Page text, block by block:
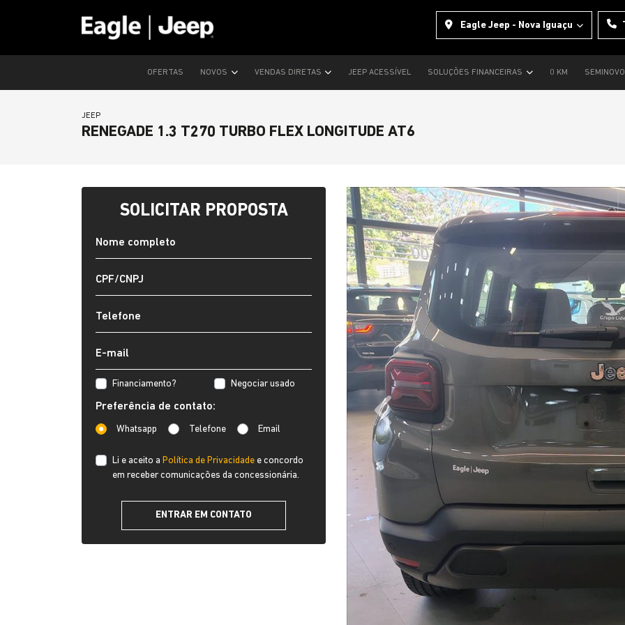
Eagle Jeep - Nova Iguaçu
OFERTAS NOVOS VENDAS DIRETAS JEEP ACESSÍVEL SOLUÇÕES FINANCEIRAS 0 KM
JEEP
RENEGADE 1.3 T270 TURBO FLEX LONGITUDE AT6
Previous
SOLICITAR PROPOSTA
Financiamento? Negociar usado
Preferência de contato:
Whatsapp Telefone Email
Li e aceito a Política de Privacidade e concordo
em receber comunicações da concessionária.
ENTRAR EM CONTATO